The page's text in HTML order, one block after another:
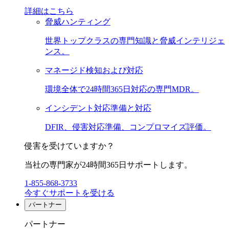
詳細はこちら
脅威ハンティング
世界トップクラスの専門知識と脅威インテリジェ
ンス。
マネージド検知および対応
環境全体で24時間365日対応の専門MDR。
インシデント対応準備と対応
DFIR、侵害対応準備、コンプロマイズ評価。
侵害を受けていますか？
当社の専門家が24時間365日サポートします。
1-855-868-3733
今すぐサポートを受ける
パートナー
パートナー